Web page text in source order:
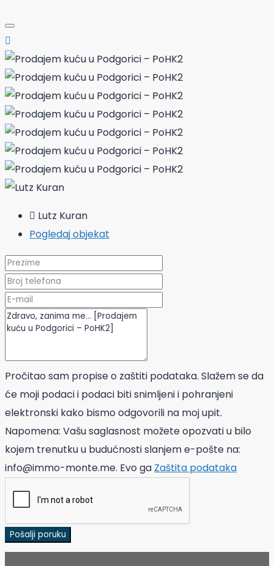
Lutz Kuran
Pogledaj objekat
Pročitao sam propise o zaštiti podataka. Slažem se da
će moji podaci i podaci biti snimljeni i pohranjeni
elektronski kako bismo odgovorili na moj upit.
Napomena: Vašu saglasnost možete opozvati u bilo
kojem trenutku u budućnosti slanjem e-pošte na:
info@immo-monte.me. Evo ga Zaštita podataka
Pošalji poruku